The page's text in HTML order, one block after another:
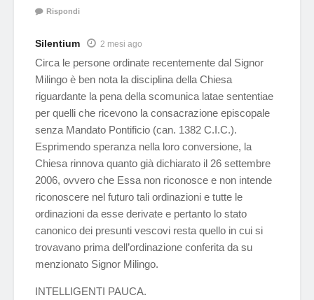
Rispondi
Silentium 2 mesi ago
Circa le persone ordinate recentemente dal Signor
Milingo è ben nota la disciplina della Chiesa
riguardante la pena della scomunica latae sententiae
per quelli che ricevono la consacrazione episcopale
senza Mandato Pontificio (can. 1382 C.I.C.).
Esprimendo speranza nella loro conversione, la
Chiesa rinnova quanto già dichiarato il 26 settembre
2006, ovvero che Essa non riconosce e non intende
riconoscere nel futuro tali ordinazioni e tutte le
ordinazioni da esse derivate e pertanto lo stato
canonico dei presunti vescovi resta quello in cui si
trovavano prima dell’ordinazione conferita da su
menzionato Signor Milingo.
INTELLIGENTI PAUCA.